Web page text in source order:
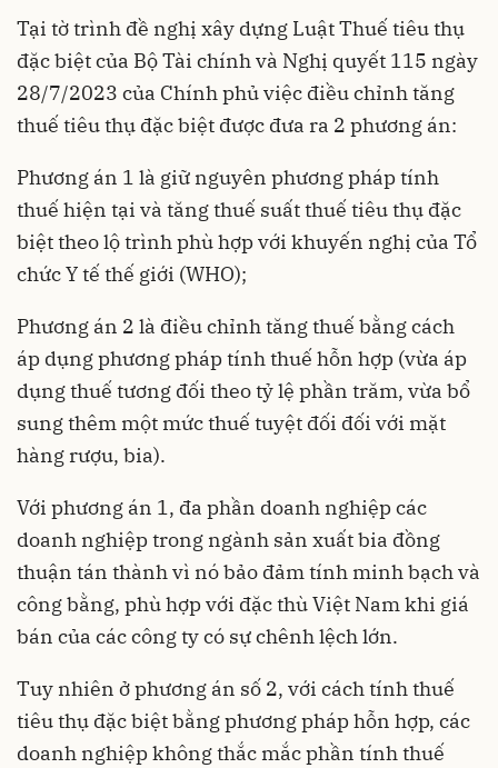
Tại tờ trình đề nghị xây dựng Luật Thuế tiêu thụ
đặc biệt của Bộ Tài chính và Nghị quyết 115 ngày
28/7/2023 của Chính phủ việc điều chỉnh tăng
thuế tiêu thụ đặc biệt được đưa ra 2 phương án:
Phương án 1 là giữ nguyên phương pháp tính
thuế hiện tại và tăng thuế suấtthuế tiêu thụ đặc
biệttheo lộ trình phù hợp với khuyến nghị của Tổ
chức Y tế thế giới (WHO);
Phương án 2 là điều chỉnh tăng thuế bằng cách
áp dụng phương pháp tính thuế hỗn hợp (vừa áp
dụng thuế tương đối theo tỷ lệ phần trăm, vừa bổ
sung thêm một mức thuế tuyệt đối đối với mặt
hàng rượu, bia).
Với phương án 1, đa phần doanh nghiệp các
doanh nghiệp trong ngành sản xuất bia đồng
thuận tán thành vì nó bảo đảm tính minh bạch và
công bằng, phù hợp với đặc thù Việt Nam khi giá
bán của các công ty có sự chênh lệch lớn.
Tuy nhiên ở phương án số 2, với cách tính thuế
tiêu thụ đặc biệt bằng phương pháp hỗn hợp, các
doanh nghiệp không thắc mắc phần tính thuế